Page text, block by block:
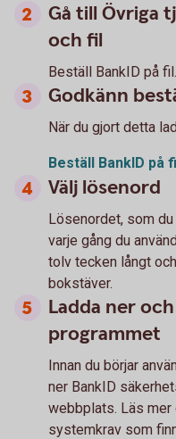
Gå till Övriga
och fil
Beställ BankID på fil.
Godkänn
När du gjort detta
Beställ BankID på
Välj lösenord
Lösenordet, som
varje gång du
tolv tecken långt
bokstäver.
Ladda ner
programmet
Innan du börjar
ner BankID
webbplats. Läs mer
systemkrav som